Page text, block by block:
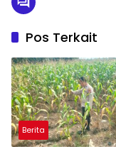
Pos Terkait
Berita